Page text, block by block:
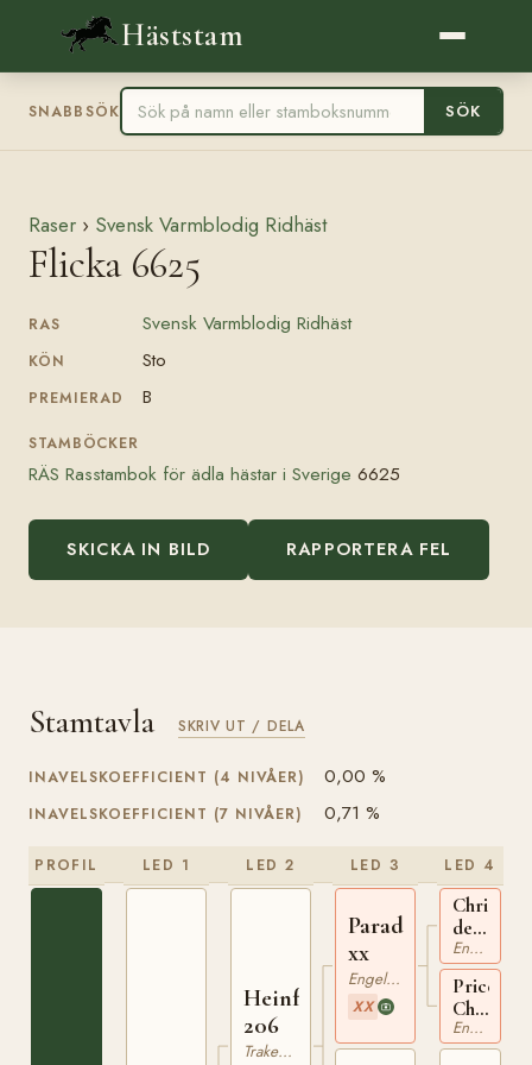
Häststam
SNABBSÖK SÖK
Raser › Svensk Varmblodig Ridhäst
Flicka 6625
RAS Svensk Varmblodig Ridhäst
KÖN Sto
PREMIERAD B
STAMBÖCKER
RÄS Rasstambok för ädla hästar i Sverige 6625
SKICKA IN BILD RAPPORTERA FEL
Stamtavla SKRIV UT / DELA
INAVELSKOEFFICIENT (4 NIVÅER) 0,00 %
INAVELSKOEFFICIENT (7 NIVÅER) 0,71 %
PROFIL LED 1 LED 2
Heinfried
206
Trakehner
LED 3
Paradox
xx
Engelskt Fullblod
XX
LED 4
Christian
de
Wet
xx
Engelskt Fullblod
Priceless
Cherry
xxEngelskt Fullblod